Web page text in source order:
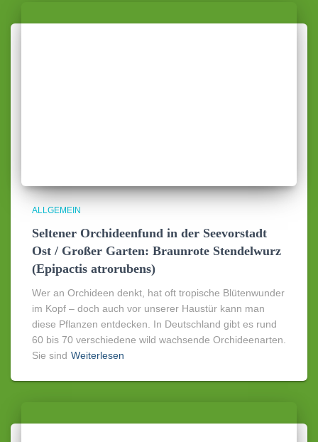
ALLGEMEIN
Seltener Orchideenfund in der Seevorstadt
Ost / Großer Garten: Braunrote Stendelwurz
(Epipactis atrorubens)
Wer an Orchideen denkt, hat oft tropische Blütenwunder
im Kopf – doch auch vor unserer Haustür kann man
diese Pflanzen entdecken. In Deutschland gibt es rund
60 bis 70 verschiedene wild wachsende Orchideenarten.
Sie sind Weiterlesen